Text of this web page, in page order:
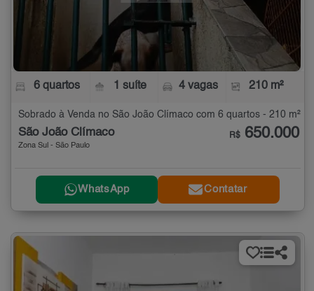
6 quartos 1 suíte 4 vagas 210 m²
Sobrado à Venda no São João Clímaco com 6 quartos - 210 m²
São João Clímaco
Zona Sul - São Paulo
R$ 650.000
WhatsApp Contatar